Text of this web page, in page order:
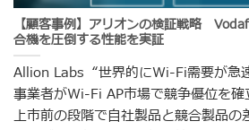
【顧客事例】アリオンの検証戦略
合機を圧倒する性能を実証
Allion Labs “世界的にWi-Fi需要が急
事業者がWi-Fi AP市場で競争優位を
上市前の段階で自社製品と競合製品の